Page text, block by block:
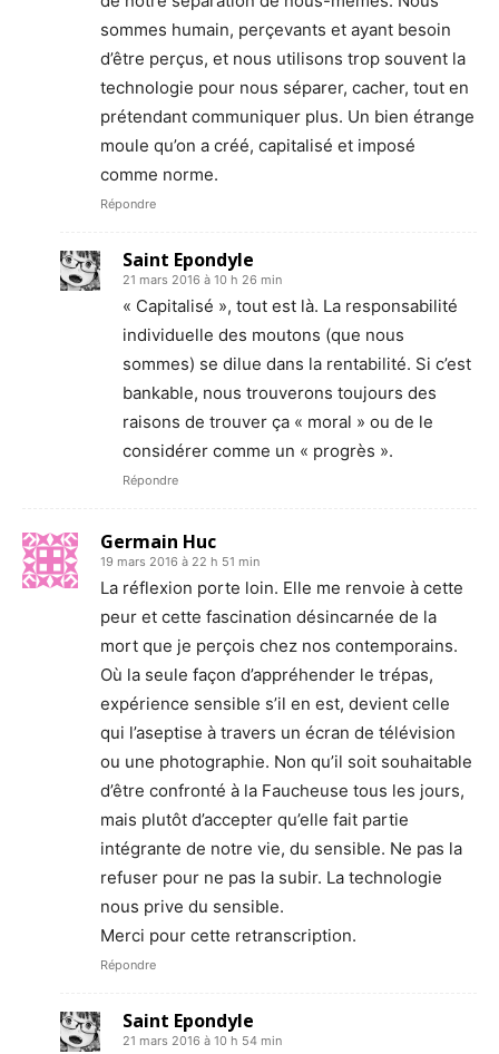
sommes humain, perçevants et ayant besoin
d’être perçus, et nous utilisons trop souvent la
technologie pour nous séparer, cacher, tout en
prétendant communiquer plus. Un bien étrange
moule qu’on a créé, capitalisé et imposé
comme norme.
Répondre
Saint Epondyle
21 mars 2016 à 10 h 26 min
« Capitalisé », tout est là. La responsabilité
individuelle des moutons (que nous
sommes) se dilue dans la rentabilité. Si c’est
bankable, nous trouverons toujours des
raisons de trouver ça « moral » ou de le
considérer comme un « progrès ».
Répondre
Germain Huc
19 mars 2016 à 22 h 51 min
La réflexion porte loin. Elle me renvoie à cette
peur et cette fascination désincarnée de la
mort que je perçois chez nos contemporains.
Où la seule façon d’appréhender le trépas,
expérience sensible s’il en est, devient celle
qui l’aseptise à travers un écran de télévision
ou une photographie. Non qu’il soit souhaitable
d’être confronté à la Faucheuse tous les jours,
mais plutôt d’accepter qu’elle fait partie
intégrante de notre vie, du sensible. Ne pas la
refuser pour ne pas la subir. La technologie
nous prive du sensible.
Merci pour cette retranscription.
Répondre
Saint Epondyle
21 mars 2016 à 10 h 54 min